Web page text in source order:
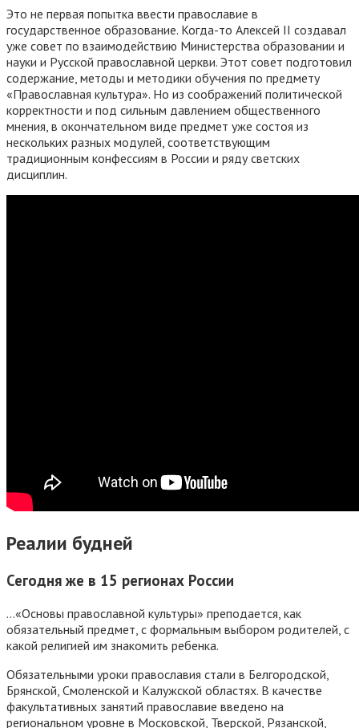
Это не первая попытка ввести православие в
государственное образование. Когда-то Алексей II создавал
уже совет по взаимодействию Министерства образовании и
науки и Русской православной церкви. Этот совет подготовил
содержание, методы и методики обучения по предмету
«Православная культура». Но из соображений политической
корректности и под сильным давлением общественного
мнения, в окончательном виде предмет уже состоя из
нескольких разных модулей, соответствующим
традиционным конфессиям в России и ряду светских
дисциплин.
Реалии будней
Сегодня же в 15 регионах России
…«Основы православной культуры» преподается, как
обязательный предмет, с формальным выбором родителей, с
какой религией им знакомить ребенка.
Обязательными уроки православия стали в Белгородской,
Брянской, Смоленской и Калужской областях. В качестве
факультативных занятий православие введено на
региональном уровне в Московской, Тверской, Рязанской,